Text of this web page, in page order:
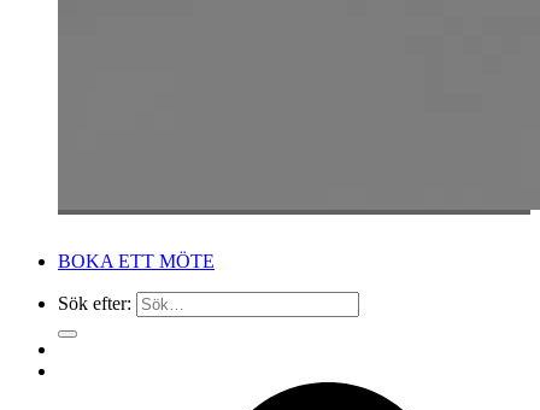
BOKA ETT MÖTE
Sök efter: